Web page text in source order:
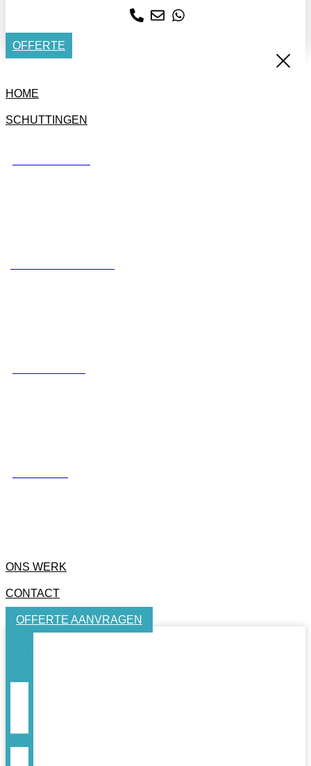
OFFERTE
HOME
SCHUTTINGEN
ONS WERK
CONTACT
OFFERTE AANVRAGEN